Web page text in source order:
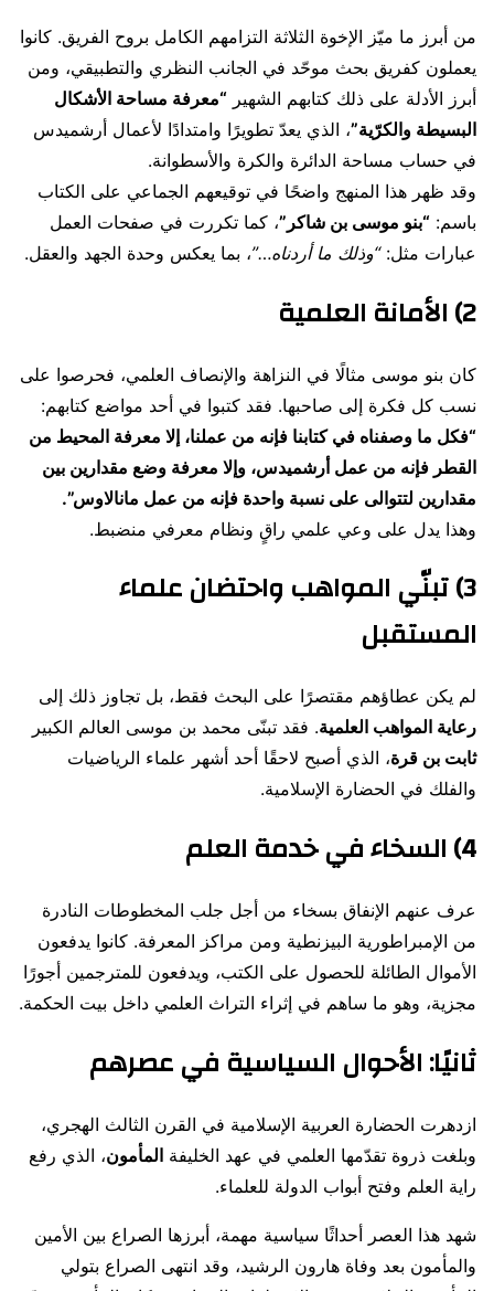
من أبرز ما ميّز الإخوة الثلاثة التزامهم الكامل بروح الفريق. كانوا
يعملون كفريق بحث موحّد في الجانب النظري والتطبيقي، ومن
أبرز الأدلة على ذلك كتابهم الشهير “معرفة مساحة الأشكال
البسيطة والكرّية”، الذي يعدّ تطويرًا وامتدادًا لأعمال أرشميدس
في حساب مساحة الدائرة والكرة والأسطوانة.
وقد ظهر هذا المنهج واضحًا في توقيعهم الجماعي على الكتاب
باسم: “بنو موسى بن شاكر”، كما تكررت في صفحات العمل
عبارات مثل:“وذلك ما أردناه…”، بما يعكس وحدة الجهد والعقل.
2) الأمانة العلمية
كان بنو موسى مثالًا في النزاهة والإنصاف العلمي، فحرصوا على
نسب كل فكرة إلى صاحبها. فقد كتبوا في أحد مواضع كتابهم:
“فكل ما وصفناه في كتابنا فإنه من عملنا، إلا معرفة المحيط من
القطر فإنه من عمل أرشميدس، وإلا معرفة وضع مقدارين بين
مقدارين لتتوالى على نسبة واحدة فإنه من عمل مانالاوس”.
وهذا يدل على وعي علمي راقٍ ونظام معرفي منضبط.
3) تبنّي المواهب واحتضان علماء
المستقبل
لم يكن عطاؤهم مقتصرًا على البحث فقط، بل تجاوز ذلك إلى
رعاية المواهب العلمية. فقد تبنّى محمد بن موسى العالم الكبير
ثابت بن قرة، الذي أصبح لاحقًا أحد أشهر علماء الرياضيات
والفلك في الحضارة الإسلامية.
4) السخاء في خدمة العلم
عرف عنهم الإنفاق بسخاء من أجل جلب المخطوطات النادرة
من الإمبراطورية البيزنطية ومن مراكز المعرفة. كانوا يدفعون
الأموال الطائلة للحصول على الكتب، ويدفعون للمترجمين أجورًا
مجزية، وهو ما ساهم في إثراء التراث العلمي داخل بيت الحكمة.
ثانيًا: الأحوال السياسية في عصرهم
ازدهرت الحضارة العربية الإسلامية في القرن الثالث الهجري،
وبلغت ذروة تقدّمها العلمي في عهد الخليفة المأمون، الذي رفع
راية العلم وفتح أبواب الدولة للعلماء.
شهد هذا العصر أحداثًا سياسية مهمة، أبرزها الصراع بين الأمين
والمأمون بعد وفاة هارون الرشيد، وقد انتهى الصراع بتولي